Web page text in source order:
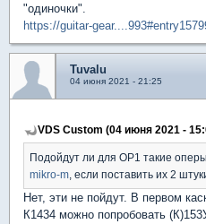
"одиночки".
https://guitar-
Tuvalu
04 июня 2021 - 21:25
VDS Custom (04 июня 2021 -
Подойдут ли для OP1 такие оперы
mikro-m , если поставить их 2
Нет, эти не пойдут. В первом
К1434 можно попробовать